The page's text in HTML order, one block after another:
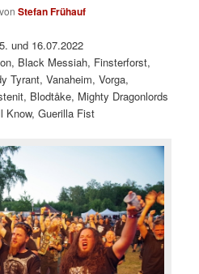
vonStefan Frühauf
und 16.07.2022
Black Messiah, Finsterforst,
Tyrant, Vanaheim, Vorga,
Blodtåke, Mighty Dragonlords
Know, Guerilla Fist